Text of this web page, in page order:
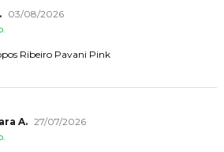
03/08/2026
Ribeiro Pavani Pink
A. 27/07/2026